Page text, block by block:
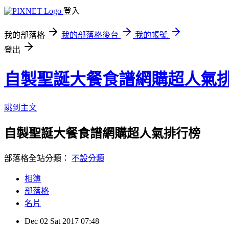
登入
我的部落格 我的部落格後台
我的帳號
登出
自製聖誕大餐食譜網購超人氣
跳到主文
自製聖誕大餐食譜網購超人氣排行榜
部落格全站分類： 不設分類
相簿
部落格
名片
Dec 02 Sat 2017 07:48